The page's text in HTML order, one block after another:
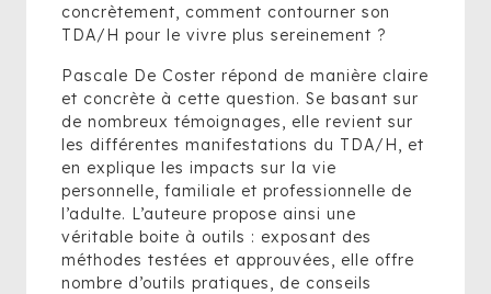
concrètement, comment contourner son
TDA/H pour le vivre plus sereinement ?
Pascale De Coster répond de manière claire
et concrète à cette question. Se basant sur
de nombreux témoignages, elle revient sur
les différentes manifestations du TDA/H, et
en explique les impacts sur la vie
personnelle, familiale et professionnelle de
l’adulte. L’auteure propose ainsi une
véritable boite à outils : exposant des
méthodes testées et approuvées, elle offre
nombre d’outils pratiques, de conseils